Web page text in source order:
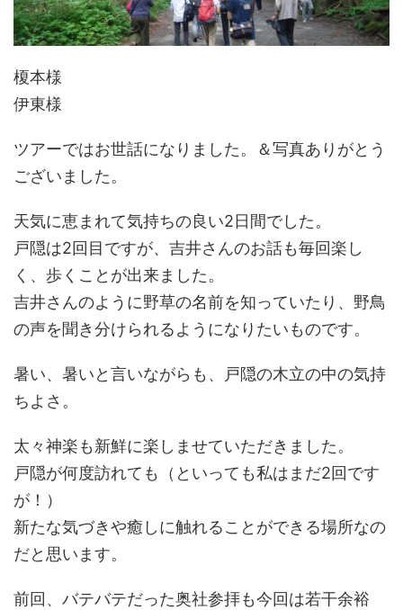
榎本様
伊東様
ツアーではお世話になりました。＆写真ありがとう
ございました。
天気に恵まれて気持ちの良い2日間でした。
戸隠は2回目ですが、吉井さんのお話も毎回楽し
く、歩くことが出来ました。
吉井さんのように野草の名前を知っていたり、野鳥
の声を聞き分けられるようになりたいものです。
暑い、暑いと言いながらも、戸隠の木立の中の気持
ちよさ。
太々神楽も新鮮に楽しませていただきました。
戸隠が何度訪れても（といっても私はまだ2回です
が！）
新たな気づきや癒しに触れることができる場所なの
だと思います。
前回、バテバテだった奥社参拝も今回は若干余裕